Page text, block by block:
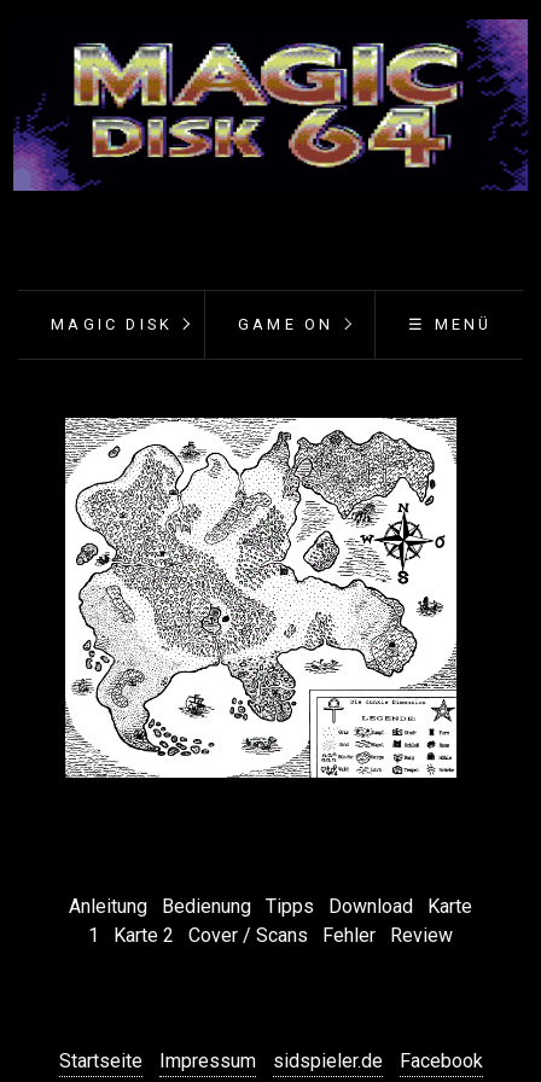
MAGIC DISK GAME ON ☰ MENÜ
Anleitung Bedienung Tipps Download
Karte
1
Karte 2 Cover / Scans Fehler Review
Startseite Impressum sidspieler.de
Facebook